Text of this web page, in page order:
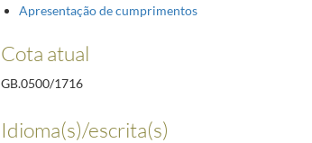
Apresentação de cumprimentos
Cota atual
GB.0500/1716
Idioma(s)/escrita(s)